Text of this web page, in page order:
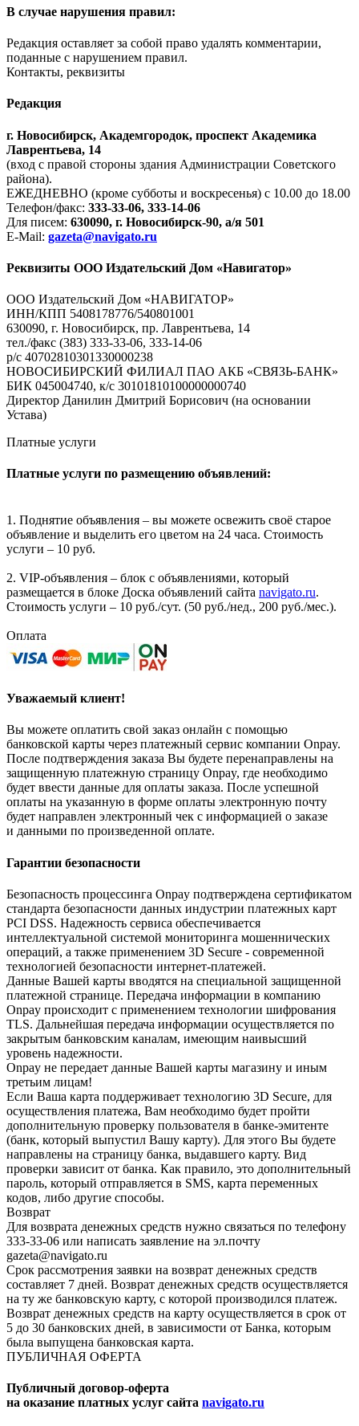
В случае нарушения правил:
Редакция оставляет за собой право удалять комментарии,
поданные с нарушением правил.
Контакты, реквизиты
Редакция
г. Новосибирск, Академгородок, проспект Академика
Лаврентьева, 14
(вход с правой стороны здания Администрации Советского
района).
ЕЖЕДНЕВНО (кроме субботы и воскресенья) с 10.00 до 18.00
Телефон/факс: 333-33-06, 333-14-06
Для писем: 630090, г. Новосибирск-90, а/я 501
E-Mail: gazeta@navigato.ru
Реквизиты ООО Издательский Дом «Навигатор»
ООО Издательский Дом «НАВИГАТОР»
ИНН/КПП 5408178776/540801001
630090, г. Новосибирск, пр. Лаврентьева, 14
тел./факс (383) 333-33-06, 333-14-06
р/с 40702810301330000238
НОВОСИБИРСКИЙ ФИЛИАЛ ПАО АКБ «СВЯЗЬ-БАНК»
БИК 045004740, к/с 30101810100000000740
Директор Данилин Дмитрий Борисович (на основании
Устава)
Платные услуги
Платные услуги по размещению объявлений:
1. Поднятие объявления – вы можете освежить своё старое
объявление и выделить его цветом на 24 часа. Стоимость
услуги – 10 руб.
2. VIP-объявления – блок с объявлениями, который
размещается в блоке Доска объявлений сайта navigato.ru.
Стоимость услуги – 10 руб./сут. (50 руб./нед., 200 руб./мес.).
Оплата
Уважаемый клиент!
Вы можете оплатить свой заказ онлайн с помощью
банковской карты через платежный сервис компании Onpay.
После подтверждения заказа Вы будете перенаправлены на
защищенную платежную страницу Onpay, где необходимо
будет ввести данные для оплаты заказа. После успешной
оплаты на указанную в форме оплаты электронную почту
будет направлен электронный чек с информацией о заказе
и данными по произведенной оплате.
Гарантии безопасности
Безопасность процессинга Onpay подтверждена сертификатом
стандарта безопасности данных индустрии платежных карт
PCI DSS. Надежность сервиса обеспечивается
интеллектуальной системой мониторинга мошеннических
операций, а также применением 3D Secure - современной
технологией безопасности интернет-платежей.
Данные Вашей карты вводятся на специальной защищенной
платежной странице. Передача информации в компанию
Onpay происходит с применением технологии шифрования
TLS. Дальнейшая передача информации осуществляется по
закрытым банковским каналам, имеющим наивысший
уровень надежности.
Onpay не передает данные Вашей карты магазину и иным
третьим лицам!
Если Ваша карта поддерживает технологию 3D Secure, для
осуществления платежа, Вам необходимо будет пройти
дополнительную проверку пользователя в банке-эмитенте
(банк, который выпустил Вашу карту). Для этого Вы будете
направлены на страницу банка, выдавшего карту. Вид
проверки зависит от банка. Как правило, это дополнительный
пароль, который отправляется в SMS, карта переменных
кодов, либо другие способы.
Возврат
Для возврата денежных средств нужно связаться по телефону
333-33-06 или написать заявление на эл.почту
gazeta@navigato.ru
Срок рассмотрения заявки на возврат денежных средств
составляет 7 дней. Возврат денежных средств осуществляется
на ту же банковскую карту, с которой производился платеж.
Возврат денежных средств на карту осуществляется в срок от
5 до 30 банковских дней, в зависимости от Банка, которым
была выпущена банковская карта.
ПУБЛИЧНАЯ ОФЕРТА
Публичный договор-оферта
на оказание платных услуг сайта navigato.ru